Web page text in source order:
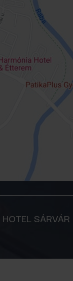
SÁRVÁR